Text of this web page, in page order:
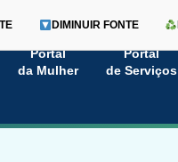
Portal
da Mulher
Portal
de Serviços
DIMINUIR FONTE